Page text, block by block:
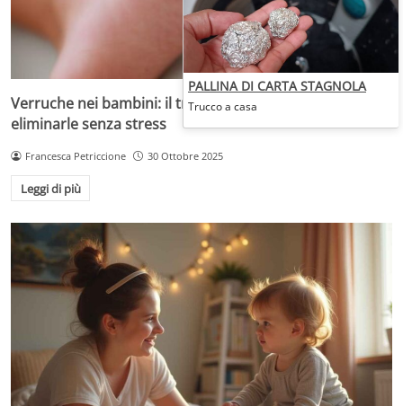
Verruche nei bambini: il trattamento più adatto per
eliminarle senza stress
Francesca Petriccione 30 Ottobre 2025
Leggi di più
PALLINA DI CARTA STAGNOLA
Trucco a casa